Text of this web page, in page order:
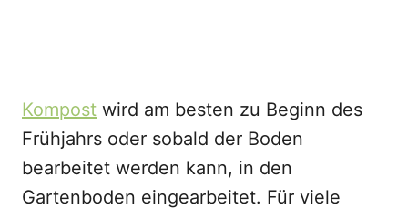
Kompost wird am besten zu Beginn des
Frühjahrs oder sobald der Boden
bearbeitet werden kann, in den
Gartenboden eingearbeitet. Für viele